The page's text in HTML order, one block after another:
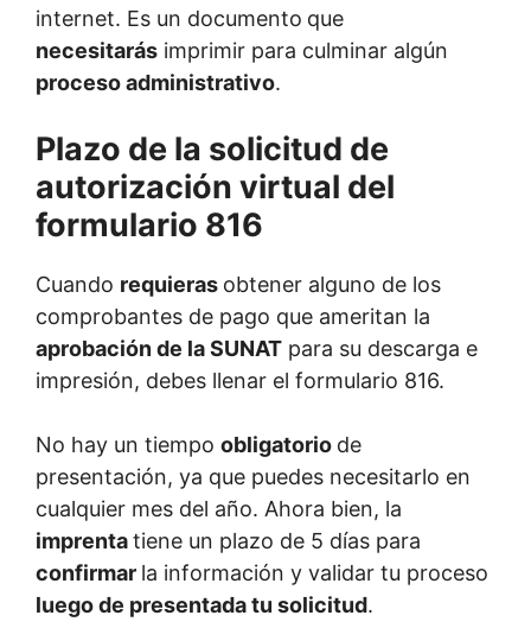
internet. Es un documento que
necesitarás imprimir para culminar algún
proceso administrativo.
Plazo de la solicitud de
autorización virtual del
formulario 816
Cuando requieras obtener alguno de los
comprobantes de pago que ameritan la
aprobación de la SUNAT para su descarga e
impresión, debes llenar el formulario 816.
No hay un tiempo obligatorio de
presentación, ya que puedes necesitarlo en
cualquier mes del año. Ahora bien, la
imprentatiene un plazo de 5 días para
confirmar la información y validar tu proceso
luego de presentada tu solicitud.